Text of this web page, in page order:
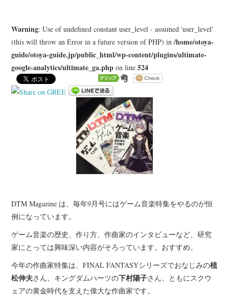
Warning: Use of undefined constant user_level - assumed 'user_level'
(this will throw an Error in a future version of PHP) in/home/otoya-
guide/otoya-guide.jp/public_html/wp-content/plugins/ultimate-
google-analytics/ultimate_ga.php on line524
DTM Magazine は、毎年9月号にはゲーム音楽特集をやるのが恒
例になっています。
ゲーム音楽の歴史、作り方、作曲家のインタビューなど、研究
家にとっては興味深い内容がそろっています。おすすめ。
今年の作曲家特集は、FINAL FANTASYシリーズでおなじみの植
松伸夫さん、キングダムハーツの下村陽子さん、ともにスクウ
ェアの黄金時代を支えた偉大な作曲家です。